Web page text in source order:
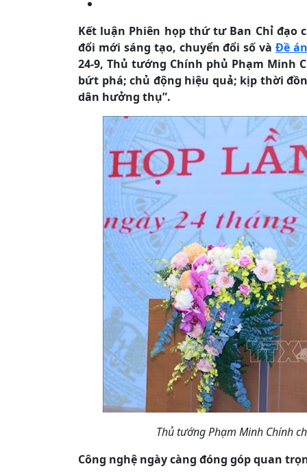
Kết luận Phiên họp thứ tư Ban Chỉ đạo
đổi mới sáng tạo, chuyển đổi số vàĐề
24-9, Thủ tướng Chính phủ Phạm Minh
bứt phá; chủ động hiệu quả; kịp thời
dân hưởng thụ”.
Thủ tướng Phạm Minh Chính
Công nghệ ngày càng đóng góp quan